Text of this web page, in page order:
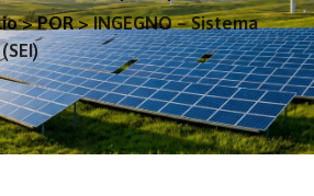
>POR>INGEGNO – Sistema